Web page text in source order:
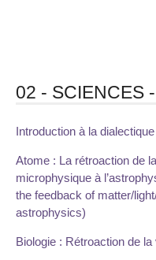
02 - SCIENCES
Introduction à la
Atome : La rétroaction de
microphysique à
the feedback of matter/
astrophysics)
Biologie : Rétroaction de